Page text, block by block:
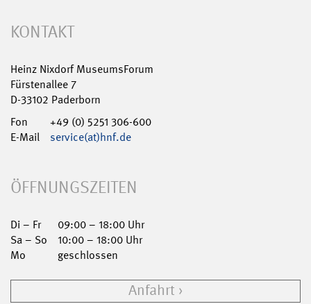
KONTAKT
Heinz Nixdorf MuseumsForum
Fürstenallee 7
D-33102 Paderborn
Fon
+49 (0) 5251 306-600
E-Mail
service(at)hnf.de
ÖFFNUNGSZEITEN
Di – Fr
09:00 – 18:00 Uhr
Sa – So
10:00 – 18:00 Uhr
Mo
geschlossen
Anfahrt